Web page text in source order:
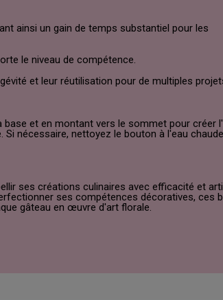
ainsi un gain de temps substantiel pour les
le niveau de compétence.
et leur réutilisation pour de multiples
et en montant vers le sommet pour créer
nécessaire, nettoyez le bouton à l'eau
ses créations culinaires avec efficacité et
ses compétences décoratives, ces
gâteau en œuvre d'art florale.